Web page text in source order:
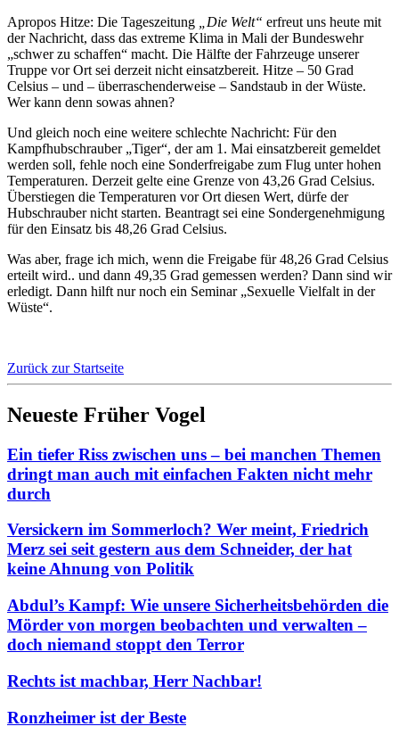
Apropos Hitze: Die Tageszeitung
„Die Welt“ erfreut uns heute mit
der Nachricht, dass das extreme Klima in Mali der Bundeswehr
„schwer zu schaffen“ macht. Die Hälfte der Fahrzeuge unserer
Truppe vor Ort sei derzeit nicht einsatzbereit. Hitze – 50 Grad
Celsius – und – überraschenderweise – Sandstaub in der Wüste.
Wer kann denn sowas ahnen?
Und gleich noch eine weitere schlechte Nachricht: Für den
Kampfhubschrauber „Tiger“, der am 1. Mai einsatzbereit gemeldet
werden soll, fehle noch eine Sonderfreigabe zum Flug unter hohen
Temperaturen. Derzeit gelte eine Grenze von 43,26 Grad Celsius.
Überstiegen die Temperaturen vor Ort diesen Wert, dürfe der
Hubschrauber nicht starten. Beantragt sei eine Sondergenehmigung
für den Einsatz bis 48,26 Grad Celsius.
Was aber, frage ich mich, wenn die Freigabe für 48,26 Grad Celsius
erteilt wird.. und dann 49,35 Grad gemessen werden? Dann sind wir
erledigt. Dann hilft nur noch ein Seminar „Sexuelle Vielfalt in der
Wüste“.
Zurück zur Startseite
Neueste Früher Vogel
Ein tiefer Riss zwischen uns – bei manchen Themen
dringt man auch mit einfachen Fakten nicht mehr
durch
Versickern im Sommerloch? Wer meint, Friedrich
Merz sei seit gestern aus dem Schneider, der hat
keine Ahnung von Politik
Abdul’s Kampf: Wie unsere Sicherheitsbehörden die
Mörder von morgen beobachten und verwalten –
doch niemand stoppt den Terror
Rechts ist machbar, Herr Nachbar!
Ronzheimer ist der Beste